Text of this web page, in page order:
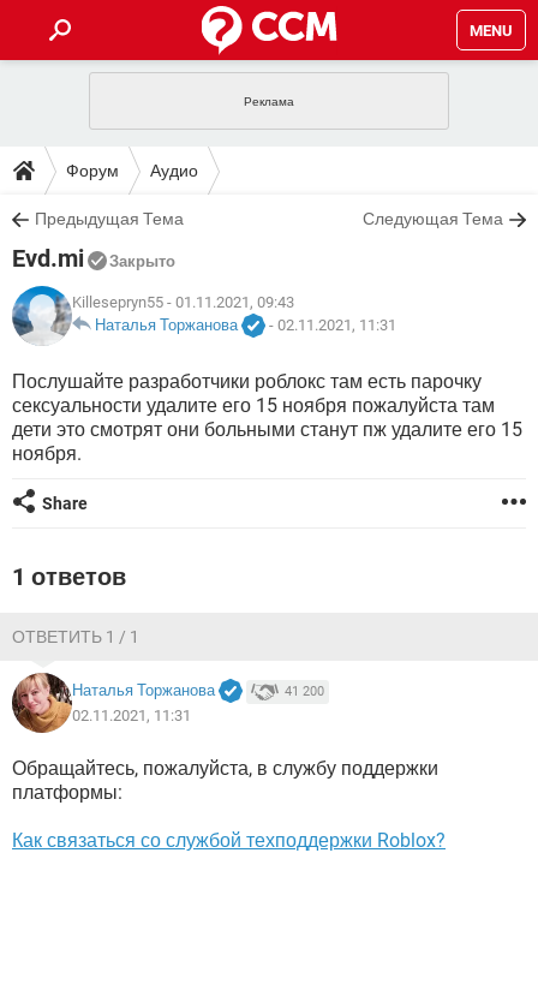
MENU
INSTAGRAM
ИГРЫ WINDOWS 10
ВКОНТАКТЕ
GOOGLE YANDEX
ПОЛЕЗНЫЕ СОВЕТЫ
TIKTOK
WINDOWS 10 ВКОНТАКТЕ
YANDEX
ЗАГРУЗКИ
TIKTOK
WHATSAPP INSTAGRAM
FACEBOOK
WINDOWS 10 ВКОНТАКТЕ
ВИДЕО GOOGLE
YANDEX
TIKTOK TELEGRAM
FACEBOOK ИГРЫ
WINDOWS 10 ВКОНТАКТЕ
ЭНЦИКЛОПЕДИЯ
TIKTOK TELEGRAM
WHATSAPP INSTAGRAM
FACEBOOK
WINDOWS 10
YANDEX
Форум Аудио
Предыдущая Тема Следующая Тема
Evd.mi Закрыто
Killesepryn55 - 01.11.2021, 09:43
Наталья Торжанова
- 02.11.2021, 11:31
Послушайте разработчики роблокс там есть парочку
сексуальности удалите его 15 ноября пожалуйста там
дети это смотрят они больными станут пж удалите его 15
ноября.
Share
1 ответов
ОТВЕТИТЬ 1 / 1
Наталья Торжанова 41 200
02.11.2021, 11:31
Обращайтесь, пожалуйста, в службу поддержки
платформы:
Как связаться со службой техподдержки Roblox?